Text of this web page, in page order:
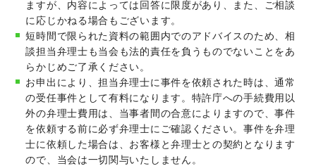
ますが、内容によっては回答に限度があり、また、ご相談
に応じかねる場合もございます。
短時間で限られた資料の範囲内でのアドバイスのため、相
談担当弁理士も当会も法的責任を負うものでないことをあ
らかじめご了承ください。
お申出により、担当弁理士に事件を依頼された時は、通常
の受任事件として有料になります。特許庁への手続費用以
外の弁理士費用は、当事者間の合意によりますので、事件
を依頼する前に必ず弁理士にご確認ください。事件を弁理
士に依頼した場合は、お客様と弁理士との契約となります
ので、当会は一切関与いたしません。